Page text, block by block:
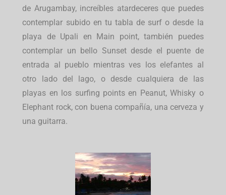
de Arugambay, increíbles atardeceres que puedes
contemplar subido en tu tabla de surf o desde la
playa de Upali en Main point, también puedes
contemplar un bello Sunset desde el puente de
entrada al pueblo mientras ves los elefantes al
otro lado del lago, o desde cualquiera de las
playas en los surfing points en Peanut, Whisky o
Elephant rock, con buena compañía, una cerveza y
una guitarra.